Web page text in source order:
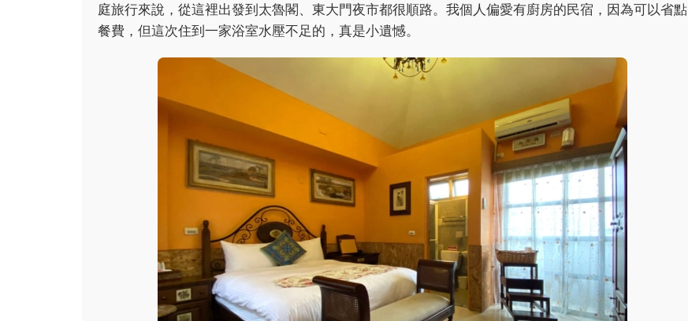
庭旅行來說，從這裡出發到太魯閣、東大門夜市都很順路。我個人偏愛有廚房的民宿，因為可以省點
餐費，但這次住到一家浴室水壓不足的，真是小遺憾。